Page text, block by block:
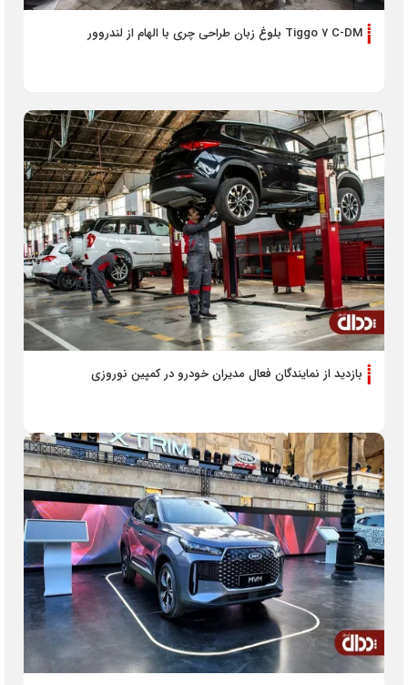
Tiggo 7 C-DM بلوغ زبان طراحی چری با الهام از لندروور
بازدید از نمایندگان فعال مدیران خودرو در کمپین نوروزی